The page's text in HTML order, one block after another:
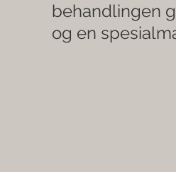
behandlingen
og en